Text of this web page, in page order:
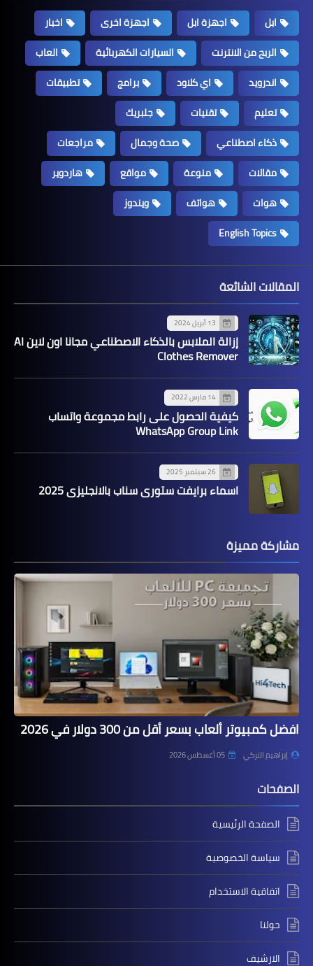
ابل اجهزة ابل اجهزة اخرى
اخبار
الربح من الانترنت
السيارات الكهربائية
العاب
اندرويد
اي كلاود برامج
تطبيقات
تعليم
تقنيات
جلبريك
ذكاء اصطناعي
صحة وجمال
مراجعات
مقالات
منوعة مواقع
هاردوير
هوات
هواتف
ويندوز
English Topics
المقالات الشائعة
13 أبريل 2024
إزالة الملابس بالذكاء الاصطناعي مجانا اون لاين AI
Clothes Remover
14 مارس 2022
كيفية الحصول على رابط مجموعة واتساب
WhatsApp Group Link
26 سبتمبر 2025
اسماء برايفت ستوري سناب بالانجليزي 2025
مشاركة مميزة
افضل كمبيوتر ألعاب بسعر أقل من 300 دولار في 2026
إبراهيم التركي 05 أغسطس 2026
الصفحات
الصفحة الرئيسية
سياسة الخصوصية
اتفاقية الاستخدام
حولنا
الارشيف